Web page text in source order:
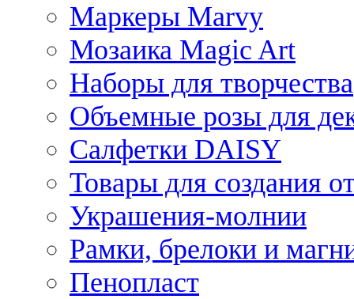
Маркеры Marvy
Мозаика Magic Art
Наборы для творчества
Объемные розы для
Салфетки DAISY
Товары для создания
Украшения-молнии
Рамки, брелоки и
Пенопласт